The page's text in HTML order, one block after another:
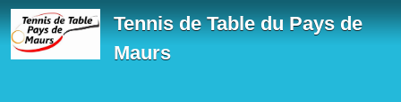
Tennis de Table du Pays de
Maurs
Panneau de gestion des cookies